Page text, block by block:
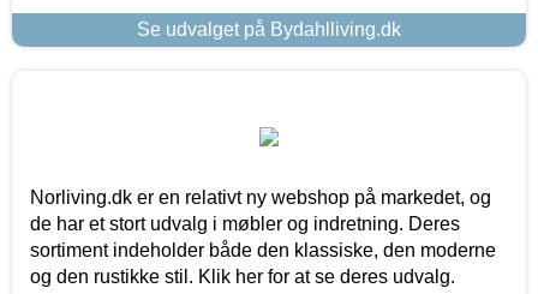
Se udvalget på Bydahlliving.dk
Norliving.dk er en relativt ny webshop på markedet, og
de har et stort udvalg i møbler og indretning. Deres
sortiment indeholder både den klassiske, den moderne
og den rustikke stil. Klik her for at se deres udvalg.